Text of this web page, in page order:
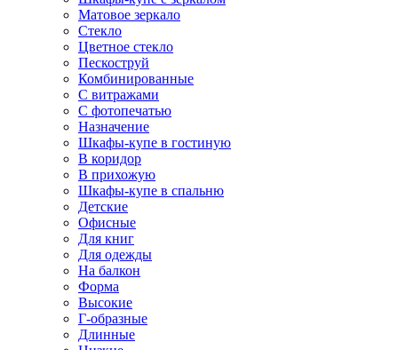
Матовое зеркало
Стекло
Цветное стекло
Пескоструй
Комбинированные
С витражами
С фотопечатью
Назначение
Шкафы-купе в гостиную
В коридор
В прихожую
Шкафы-купе в спальню
Детские
Офисные
Для книг
Для одежды
На балкон
Форма
Высокие
Г-образные
Длинные